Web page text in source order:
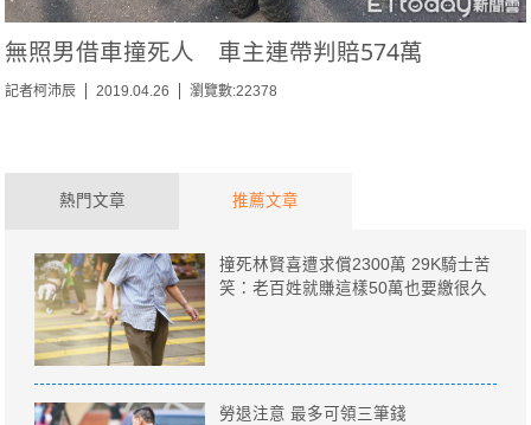
無照男借車撞死人 車主連帶判賠574萬
記者柯沛辰 2019.04.26 瀏覽數:22378
熱門文章 推薦文章
撞死林賢喜遭求償2300萬 29K騎士苦
笑：老百姓就賺這樣50萬也要繳很久
勞退注意 最多可領三筆錢